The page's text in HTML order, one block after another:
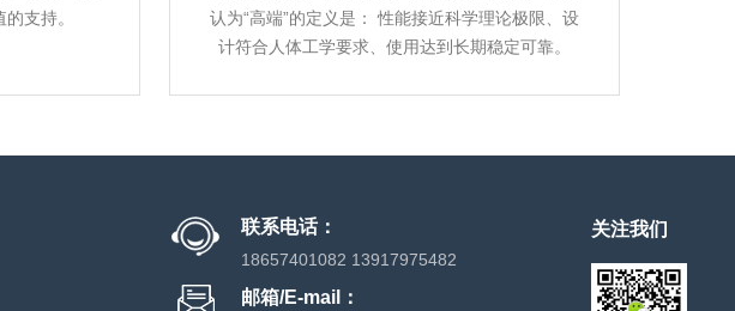
支持。
认为“高端”的定义是： 性能接近科学理论极限、设
计符合人体工学要求、使用达到长期稳定可靠。
关注我们
联系电话：
18657401082 13917975482
邮箱/E-mail：